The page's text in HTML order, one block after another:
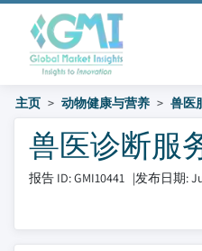
主页 动物健康与营养 兽医
兽医诊断服
报告 ID: GMI10441 |发布日期: